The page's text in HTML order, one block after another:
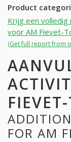
Product
Krijg een
voor AM Fievet-
(Get full report from
FOR AM